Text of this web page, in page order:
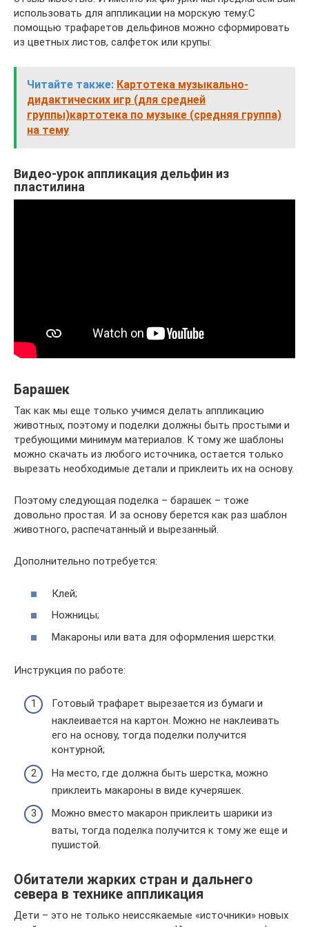
использовать для аппликации на морскую тему:С
помощью трафаретов дельфинов можно сформировать
из цветных листов, салфеток или крупы:
Читайте также: Картотека музыкально-
дидактических игр (для средней
группы)картотека по музыке (средняя группа)
на тему
Видео-урок аппликация дельфин из
пластилина
Барашек
Так как мы еще только учимся делать аппликацию
животных, поэтому и поделки должны быть простыми и
требующими минимум материалов. К тому же шаблоны
можно скачать из любого источника, остается только
вырезать необходимые детали и приклеить их на основу.
Поэтому следующая поделка – барашек – тоже
довольно простая. И за основу берется как раз шаблон
животного, распечатанный и вырезанный.
Дополнительно потребуется:
Клей;
Ножницы;
Макароны или вата для оформления шерстки.
Инструкция по работе:
Готовый трафарет вырезается из бумаги и
наклеивается на картон. Можно не наклеивать
его на основу, тогда поделки получится
контурной;
На место, где должна быть шерстка, можно
приклеить макароны в виде кучеряшек.
Можно вместо макарон приклеить шарики из
ваты, тогда поделка получится к тому же еще и
пушистой.
Обитатели жарких стран и дальнего
севера в технике аппликация
Дети – это не только неиссякаемые «источники» новых